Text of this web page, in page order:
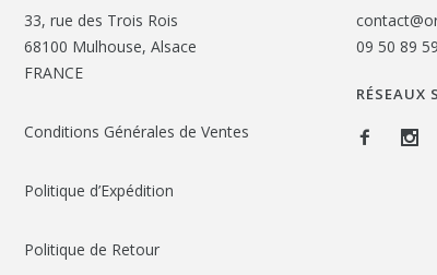
33, rue des Trois Rois
68100 Mulhouse, Alsace
FRANCE
Conditions Générales de Ventes
Politique d’Expédition
Politique de Retour
09 50 89
RÉSEAUX